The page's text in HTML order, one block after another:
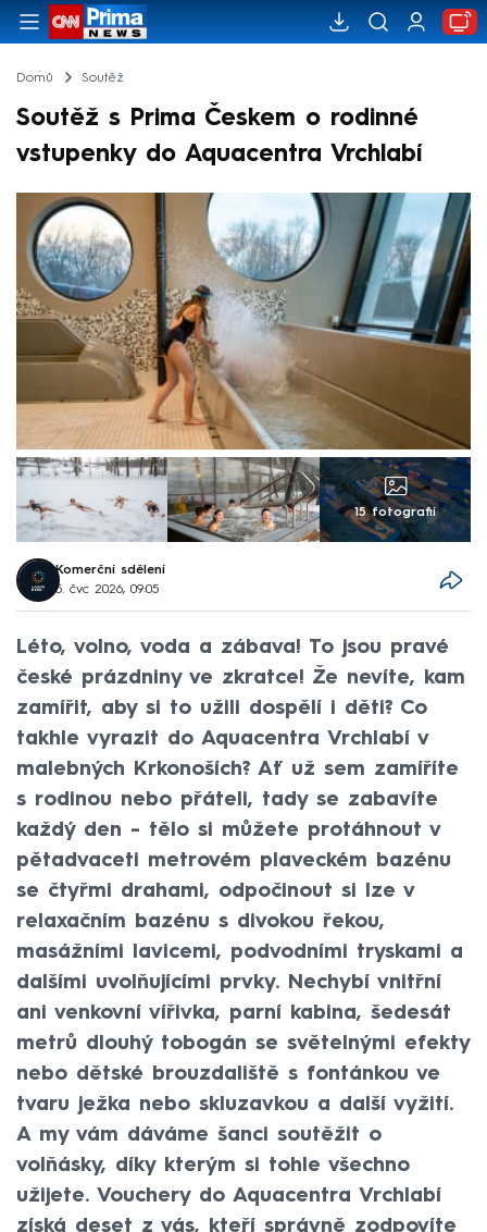
Domů Soutěž
Soutěž s Prima Českem o rodinné
vstupenky do Aquacentra Vrchlabí
15 fotografií
Komerční sdělení
5. čvc 2026, 09:05
Léto, volno, voda a zábava! To jsou pravé
české prázdniny ve zkratce! Že nevíte, kam
zamířit, aby si to užili dospělí i děti? Co
takhle vyrazit do Aquacentra Vrchlabí v
malebných Krkonoších? Ať už sem zamíříte
s rodinou nebo přáteli, tady se zabavíte
každý den - tělo si můžete protáhnout v
pětadvaceti metrovém plaveckém bazénu
se čtyřmi drahami, odpočinout si lze v
relaxačním bazénu s divokou řekou,
masážními lavicemi, podvodními tryskami a
dalšími uvolňujícími prvky. Nechybí vnitřní
ani venkovní vířivka, parní kabina, šedesát
metrů dlouhý tobogán se světelnými efekty
nebo dětské brouzdaliště s fontánkou ve
tvaru ježka nebo skluzavkou a další vyžití.
A my vám dáváme šanci soutěžit o
volňásky, díky kterým si tohle všechno
užijete. Vouchery do Aquacentra Vrchlabí
získá deset z vás, kteří správně zodpovíte